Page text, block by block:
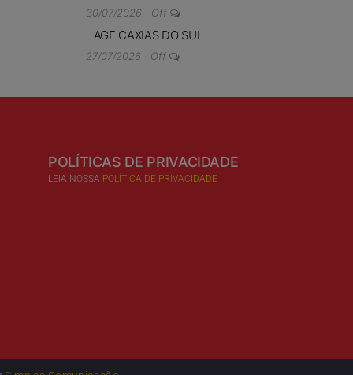
30/07/2026 Off
AGE CAXIAS DO SUL
27/07/2026 Off
POLÍTICAS DE PRIVACIDADE
LEIA NOSSA POLÍTICA DE PRIVACIDADE